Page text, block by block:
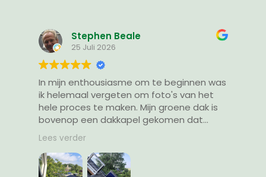
Stephen Beale
25 Juli 2026
In mijn enthousiasme om te beginnen was
ik helemaal vergeten om foto's van het
hele proces te maken. Mijn groene dak is
bovenop een dakkapel gekomen dat
toegankelijk is via een speciaal geplaatst
uitstap dakraam. Eerst zou alles van
binnenuit naar boven sjouwen. Op advies
van Eric heb ik een soort hangmat
Lees verder